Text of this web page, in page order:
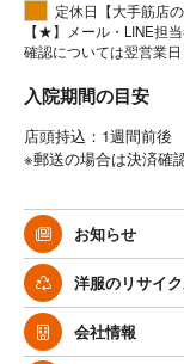
定休日【
【★】メール・LINE担
確認については翌営業日
入院期間の目安
店頭持込：1週間前後
※郵送の場合は決済確
お知らせ
洋服のリサイ
会社情報